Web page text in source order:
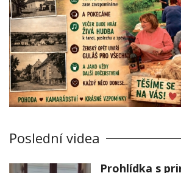
Poslední videa